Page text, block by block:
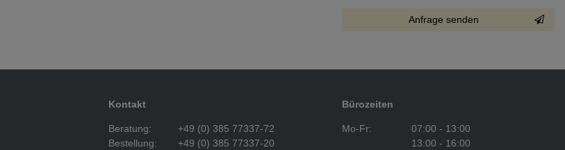
Anfrage senden
Kontakt
Beratung:
+49 (0) 385 77337-72
Bestellung:
+49 (0) 385 77337-20
Bürozeiten
Mo-Fr:
07:00 - 13:00
13:00 - 16:00